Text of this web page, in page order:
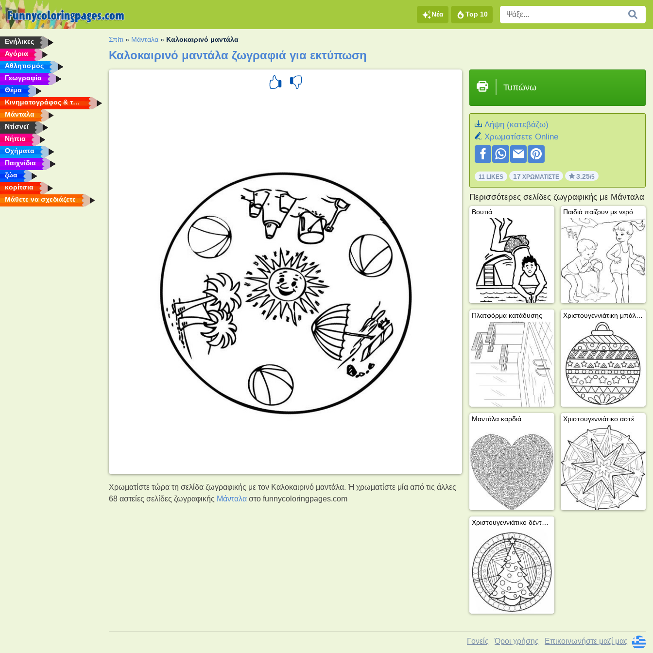
Νέα Top 10
Eνήλικες
Αγόρια
Αθλητισμός
Γεωγραφία
Θέμα
Κινηματογράφος & τηλεόραση
Μάνταλα
Ντίσνεϊ
Νήπια
Οχήματα
Παιχνίδια
ζώα
κορίτσια
Μάθετε να σχεδιάζετε
Σπίτι » Μάνταλα » Καλοκαιρινό μαντάλα
Καλοκαιρινό μαντάλα ζωγραφιά για εκτύπωση
Χρωματίστε τώρα τη σελίδα ζωγραφικής με τον Καλοκαιρινό μαντάλα. Ή χρωματίστε μία από τις άλλες
68 αστείες σελίδες ζωγραφικής Μάνταλα στο funnycoloringpages.com
Τυπώνω
Λήψη (κατεβάζω)
Xρωματίσετε Online
11 LIKES 17 ΧΡΩΜΑΤΊΣΤΕ 3.25/5
Περισσότερες σελίδες ζωγραφικής με Μάνταλα
Βουτιά Παιδιά παίζουν με νερό
Πλατφόρμα κατάδυσης Χριστουγεννιάτικη μπάλα μαντάλα
Μαντάλα καρδιά Χριστουγεννιάτικο αστέρι μαντάλα
Χριστουγεννιάτικο δέντρο μαντάλα
Γονείς Όροι χρήσης Επικοινωνήστε μαζί μας